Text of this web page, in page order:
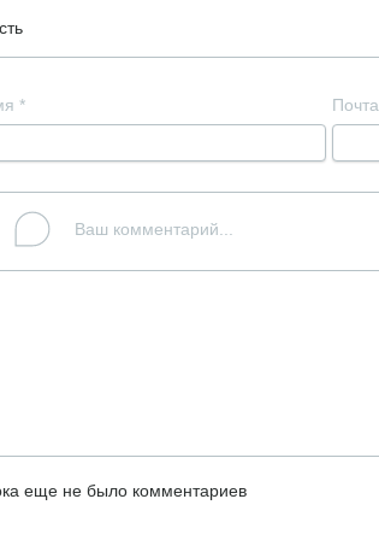
* Почта
еще не было комментариев